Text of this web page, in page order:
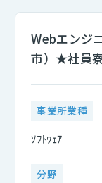
Webエンジ
市）★社員
事業所業種
ｿﾌﾄｳｪｱ
分野